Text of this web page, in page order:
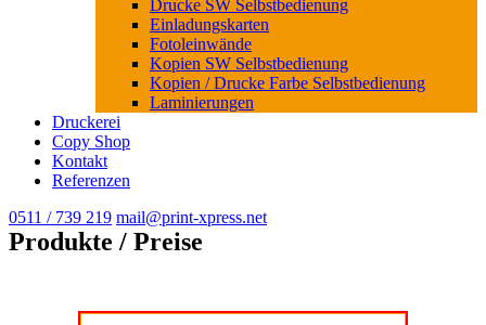
Drucke SW Selbstbedienung
Einladungskarten
Fotoleinwände
Kopien SW Selbstbedienung
Kopien / Drucke Farbe Selbstbedienung
Laminierungen
Druckerei
Copy Shop
Kontakt
Referenzen
0511 / 739 219 mail@print-xpress.net
Produkte / Preise